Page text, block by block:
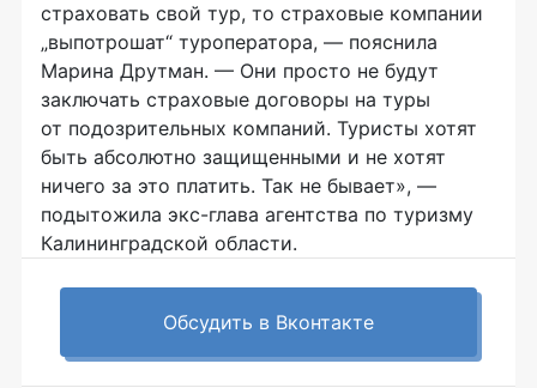
страховать свой тур, то страховые компании
„выпотрошат“ туроператора, — пояснила
Марина Друтман. — Они просто не будут
заключать страховые договоры на туры
от подозрительных компаний. Туристы хотят
быть абсолютно защищенными и не хотят
ничего за это платить. Так не бывает», —
подытожила экс-глава агентства по туризму
Калининградской области.
Обсудить в Вконтакте